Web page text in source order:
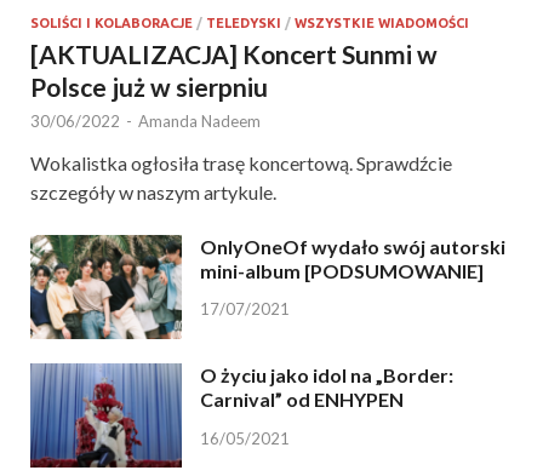
SOLIŚCI I KOLABORACJE / TELEDYSKI / WSZYSTKIE WIADOMOŚCI
[AKTUALIZACJA] Koncert Sunmi w
Polsce już w sierpniu
30/06/2022 - Amanda Nadeem
Wokalistka ogłosiła trasę koncertową. Sprawdźcie
szczegóły w naszym artykule.
OnlyOneOf wydało swój autorski
mini-album [PODSUMOWANIE]
17/07/2021
O życiu jako idol na „Border:
Carnival” od ENHYPEN
16/05/2021